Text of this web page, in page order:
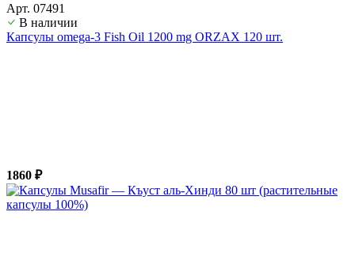
Арт. 07491
В наличии
Капсулы omega-3 Fish Oil 1200 mg ORZAX 120 шт.
1860 ₽